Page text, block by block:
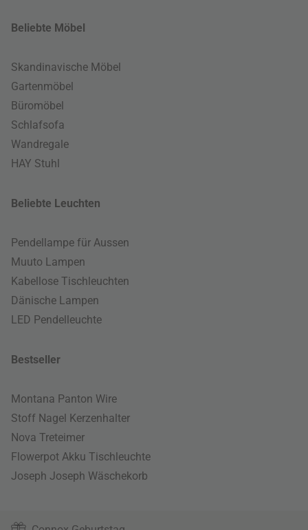
Beliebte Möbel
Skandinavische Möbel
Gartenmöbel
Büromöbel
Schlafsofa
Wandregale
HAY Stuhl
Beliebte Leuchten
Pendellampe für Aussen
Muuto Lampen
Kabellose Tischleuchten
Dänische Lampen
LED Pendelleuchte
Bestseller
Montana Panton Wire
Stoff Nagel Kerzenhalter
Nova Treteimer
Flowerpot Akku Tischleuchte
Joseph Joseph Wäschekorb